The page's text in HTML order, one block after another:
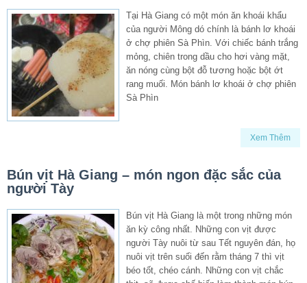
Tại Hà Giang có một món ăn khoái khẩu
của người Mông dó chính là bánh lơ khoái
ở chợ phiên Sà Phìn. Với chiếc bánh trắng
mỏng, chiên trong dầu cho hơi vàng mặt,
ăn nóng cùng bột đỗ tương hoặc bột ớt
rang muối. Món bánh lơ khoái ở chợ phiên
Sà Phìn
Xem Thêm
Bún vịt Hà Giang – món ngon đặc sắc của
người Tày
Bún vịt Hà Giang là một trong những món
ăn kỳ công nhất. Những con vịt được
người Tày nuôi từ sau Tết nguyên đán, họ
nuôi vịt trên suối đến rằm tháng 7 thì vịt
béo tốt, chéo cánh. Những con vịt chắc